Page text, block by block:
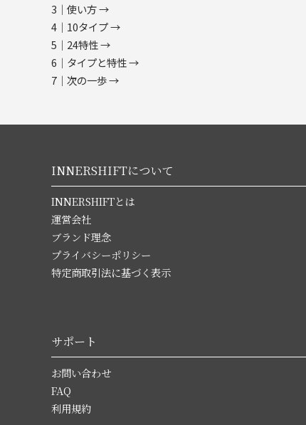
3｜使い方 →
4｜10タイプ →
5｜24特性 →
6｜タイプと特性 →
7｜次の一歩 →
INNERSHIFTについて
INNERSHIFTとは
運営会社
ブランド理念
プライバシーポリシー
特定商取引法に基づく表示
サポート
お問い合わせ
FAQ
利用規約